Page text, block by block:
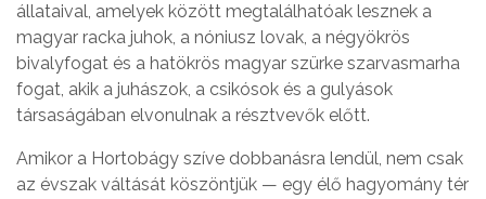
állataival, amelyek között megtalálhatóak lesznek a
magyar racka juhok, a nóniusz lovak, a négyökrös
bivalyfogat és a hatökrös magyar szürke szarvasmarha
fogat, akik a juhászok, a csikósok és a gulyások
társaságában elvonulnak a résztvevők előtt.
Amikor a Hortobágy szíve dobbanásra lendül, nem csak
az évszak váltását köszöntjük — egy élő hagyomány tér